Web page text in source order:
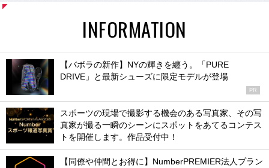
INFORMATION
【バボラの新作】NYの輝きを纏う。「PURE
DRIVE」と最新シューズに限定モデルが登場
PR
スポーツの現場で撮影する機会のある写真家、その写
真家が撮る一瞬のシーンにスポットをあてるコンテス
トを開催します。作品受付中！
【同僚や仲間とお得に】NumberPREMIER法人プラン